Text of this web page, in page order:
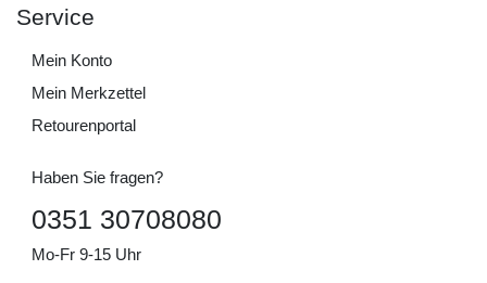
Service
Mein Konto
Mein Merkzettel
Retourenportal
Haben Sie fragen?
0351 30708080
Mo-Fr 9-15 Uhr